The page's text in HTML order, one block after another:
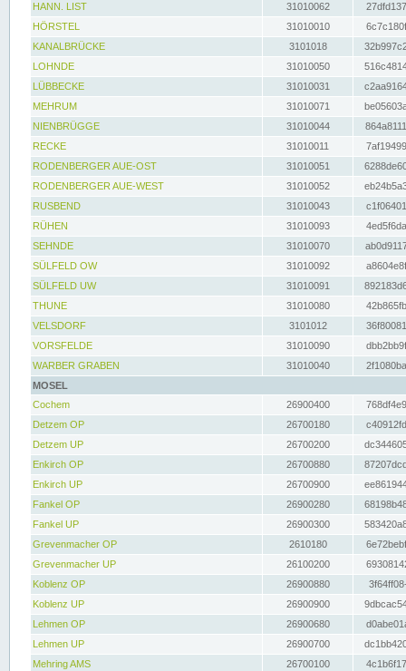
HANN. LIST
31010062
HÖRSTEL
31010010
KANALBRÜCKE
3101018
LOHNDE
31010050
LÜBBECKE
31010031
MEHRUM
31010071
NIENBRÜGGE
31010044
RECKE
31010011
RODENBERGER AUE-OST
31010051
RODENBERGER AUE-WEST
31010052
RUSBEND
31010043
RÜHEN
31010093
SEHNDE
31010070
SÜLFELD OW
31010092
SÜLFELD UW
31010091
THUNE
31010080
VELSDORF
3101012
VORSFELDE
31010090
WARBER GRABEN
31010040
MOSEL
Cochem
26900400
Detzem OP
26700180
Detzem UP
26700200
Enkirch OP
26700880
Enkirch UP
26700900
Fankel OP
26900280
Fankel UP
26900300
Grevenmacher OP
2610180
Grevenmacher UP
26100200
Koblenz OP
26900880
Koblenz UP
26900900
Lehmen OP
26900680
Lehmen UP
26900700
Mehring AMS
26700100